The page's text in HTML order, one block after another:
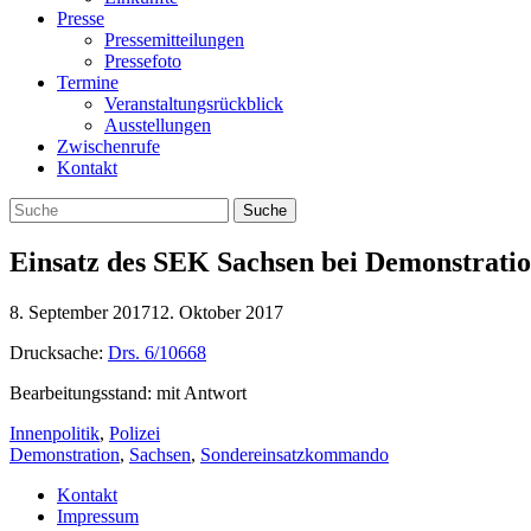
Presse
Pressemitteilungen
Pressefoto
Termine
Veranstaltungsrückblick
Ausstellungen
Zwischenrufe
Kontakt
Einsatz des SEK Sachsen bei
8. September 201712. Oktober 2017
Drucksache: Drs. 6/10668
Bearbeitungsstand: mit Antwort
Innenpolitik, Polizei
Demonstration, Sachsen, Sondereinsatzkommando
Kontakt
Impressum